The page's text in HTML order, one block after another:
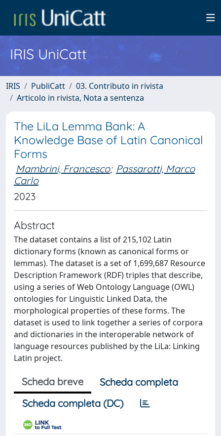
IRIS UniCatt
IRIS PubliCatt
03. Contributo in rivista
Articolo in rivista, Nota a sentenza
The LiLa Lemma Bank: A
Knowledge Base of Latin Canonical
Forms
Mambrini, Francesco; Passarotti, Marco
Carlo
2023
Abstract
The dataset contains a list of 215,102 Latin
dictionary forms (known as canonical forms or
lemmas). The dataset is a set of 1,699,687 Resource
Description Framework (RDF) triples that describe,
using a series of Web Ontology Language (OWL)
ontologies for Linguistic Linked Data, the
morphological properties of these forms. The
dataset is used to link together a series of corpora
and dictionaries in the interoperable network of
language resources published by the LiLa: Linking
Latin project.
Scheda breve
Scheda completa
Scheda completa (DC)